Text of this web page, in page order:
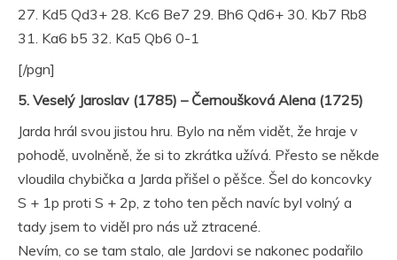
27. Kd5 Qd3+ 28. Kc6 Be7 29. Bh6 Qd6+ 30. Kb7 Rb8
31. Ka6 b5 32. Ka5 Qb6 0-1
[/pgn]
5. Veselý Jaroslav (1785) – Černoušková Alena (1725)
Jarda hrál svou jistou hru. Bylo na něm vidět, že hraje v
pohodě, uvolněně, že si to zkrátka užívá. Přesto se někde
vloudila chybička a Jarda přišel o pěšce. Šel do koncovky
S + 1p proti S + 2p, z toho ten pěch navíc byl volný a
tady jsem to viděl pro nás už ztracené.
Nevím, co se tam stalo, ale Jardovi se nakonec podařilo